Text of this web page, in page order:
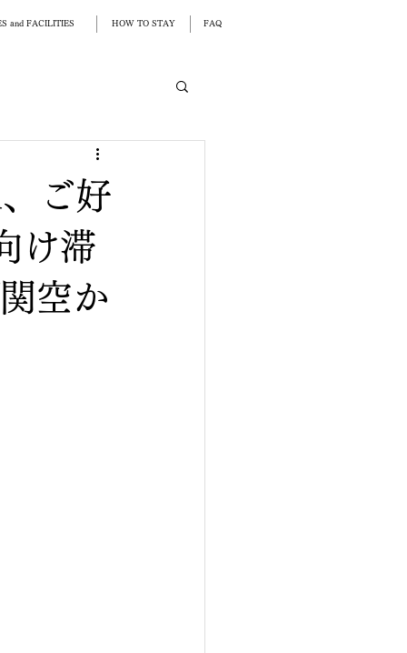
and FACILITIES HOW TO STAY FAQ
ご好
け滞
空か